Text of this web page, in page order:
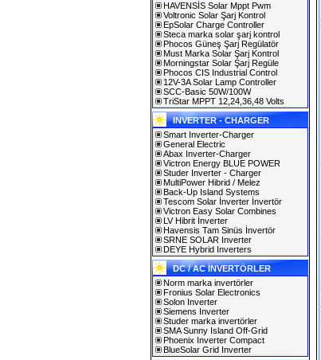
HAVENSİS Solar Mppt Pwm
Voltronic Solar Şarj Kontrol
EpSolar Charge Controller
Steca marka solar şarj kontrol
Phocos Güneş Şarj Regülatör
Must Marka Solar Şarj Kontrol
Morningstar Solar Şarj Regüle
Phocos CIS Industrial Control
12V-3A Solar Lamp Controller
SCC-Basic 50W/100W
TriStar MPPT 12,24,36,48 Volts
INVERTER - CHARGER
Smart Inverter-Charger
General Electric
Abax Inverter-Charger
Victron Energy BLUE POWER
Studer Inverter - Charger
MultiPower Hibrid / Melez
Back-Up Island Systems
Tescom Solar İnverter İnvertör
Victron Easy Solar Combines
LV Hibrit İnverter
Havensis Tam Sinüs İnvertör
SRNE SOLAR Inverter
DEYE Hybrid Inverters
DC / AC İNVERTÖRLER
Norm marka invertörler
Fronius Solar Electronics
Solon Inverter
Siemens Inverter
Studer marka invertörler
SMA Sunny Island Off-Grid
Phoenix Inverter Compact
BlueSolar Grid Inverter